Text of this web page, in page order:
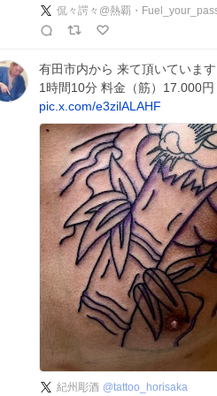
侃々諤々@熱覇・
有田市内から 来て頂いていま
1時間10分 料金（筋）17.000円
pic.x.com/e3zilALAHF
紀州彫酒 @tattoo_horisaka